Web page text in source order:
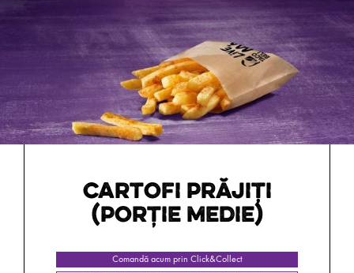
CARTOFI PRĂJIŢI
(PORŢIE MEDIE)
Comandă acum prin Click&Collect